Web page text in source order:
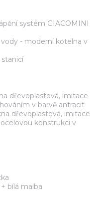
systém GIACOMINI
- moderní kotelna v
dřevoplastová, imitace
v barvě antracit
dřevoplastová, imitace
konstrukci v
bílá malba